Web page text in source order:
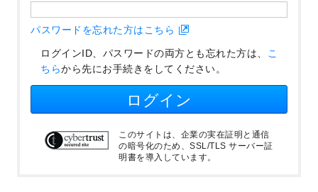
パスワードを忘れた方はこちら
ログインID、パスワードの両方とも忘れた方は、 こ
ちらから先にお手続きをしてください。
ログイン
このサイトは、企業の実在証明と通信
の暗号化のため、SSL/TLS サーバー証
明書を導入しています。